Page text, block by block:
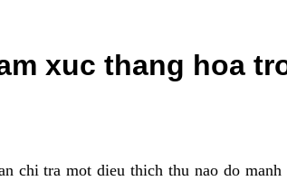
xuc thang hoa
chi tra mot dieu thich thu nao do